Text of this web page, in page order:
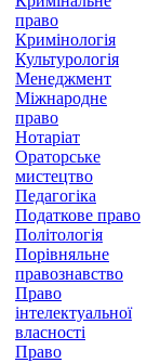
право
Кримінологія
Культурологія
Менеджмент
Міжнародне
право
Нотаріат
Ораторське
мистецтво
Педагогіка
Податкове право
Політологія
Порівняльне
правознавство
Право
інтелектуальної
власності
Право